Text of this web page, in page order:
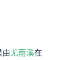
由尤雨溪在